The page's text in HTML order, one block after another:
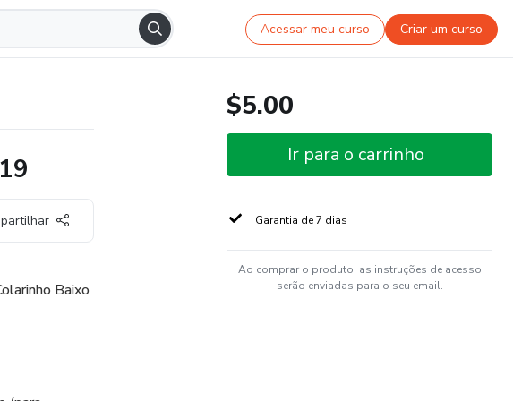
Acessar meu curso Criar um curso
Baixo
$5.00
Ir para o carrinho
Garantia de 7 dias
Ao comprar o produto, as instruções de acesso
serão enviadas para o seu email.